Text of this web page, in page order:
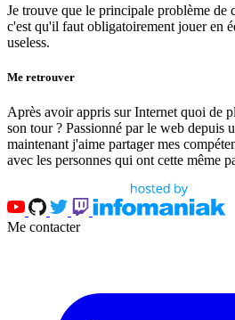
Je trouve que le principale problème de
c'est qu'il faut obligatoirement jouer en
useless.
Me retrouver
Après avoir appris sur Internet quoi de
son tour ? Passionné par le web depuis
maintenant j'aime partager mes
avec les personnes qui ont cette même
Me contacter